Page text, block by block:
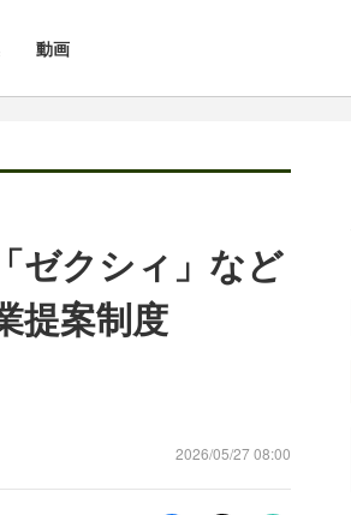
動画
ゼクシィ」など
提案制度
2026/05/27 08:00